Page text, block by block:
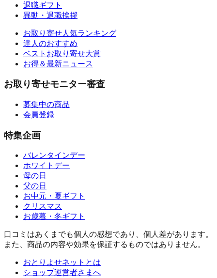
退職ギフト
異動・退職挨拶
お取り寄せ人気ランキング
達人のおすすめ
ベストお取り寄せ大賞
お得＆最新ニュース
お取り寄せモニター審査
募集中の商品
会員登録
特集企画
バレンタインデー
ホワイトデー
母の日
父の日
お中元・夏ギフト
クリスマス
お歳暮・冬ギフト
口コミはあくまでも個人の感想であり、個人差があります。
また、商品の内容や効果を保証するものではありません。
おとりよせネットとは
ショップ運営者さまへ